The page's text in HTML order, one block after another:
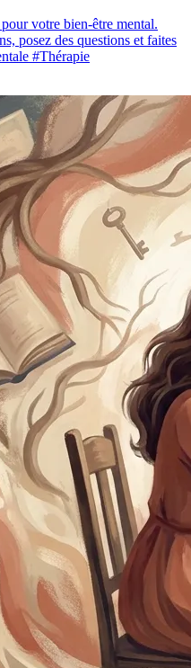
votre bien-être mental.
posez des questions et faites
#Thérapie